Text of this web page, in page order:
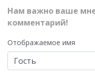
Нам важно ваше
комментарий!
Отображаемое имя